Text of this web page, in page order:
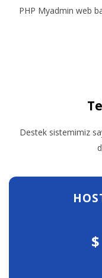
PHP Myadmin web
Destek sistemimiz
$